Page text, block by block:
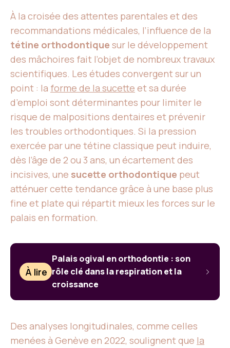
À la croisée des attentes parentales et des
recommandations médicales, l’influence de la
tétine orthodontique sur le développement
des mâchoires fait l’objet de nombreux travaux
scientifiques. Les études convergent sur un
point : la forme de la sucette et sa durée
d’emploi sont déterminantes pour limiter le
risque de malpositions dentaires et prévenir
les troubles orthodontiques. Si la pression
exercée par une tétine classique peut induire,
dès l’âge de 2 ou 3 ans, un écartement des
incisives, une sucette orthodontique peut
atténuer cette tendance grâce à une base plus
fine et plate qui répartit mieux les forces sur le
palais en formation.
À lire
Palais ogival en orthodontie : son
rôle clé dans la respiration et la
croissance
Des analyses longitudinales, comme celles
menées à Genève en 2022, soulignent que la